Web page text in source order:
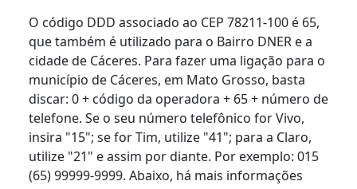
O código DDD associado ao CEP 78211-100 é 65,
que também é utilizado para o Bairro DNER e a
cidade de Cáceres. Para fazer uma ligação para o
município de Cáceres, em Mato Grosso, basta
discar: 0 + código da operadora + 65 + número de
telefone. Se o seu número telefônico for Vivo,
insira "15"; se for Tim, utilize "41"; para a Claro,
utilize "21" e assim por diante. Por exemplo: 015
(65) 99999-9999. Abaixo, há mais informações